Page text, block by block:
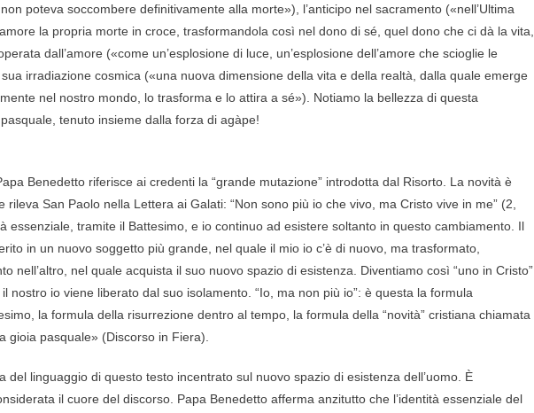
poteva soccombere definitivamente alla morte»), l’anticipo nel sacramento («nell’Ultima
la propria morte in croce, trasformandola così nel dono di sé, quel dono che ci dà la vita,
dall’amore («come un’esplosione di luce, un’esplosione dell’amore che scioglie le
irradiazione cosmica («una nuova dimensione della vita e della realtà, dalla quale emerge
nel nostro mondo, lo trasforma e lo attira a sé»). Notiamo la bellezza di questa
tenuto insieme dalla forza di agàpe!
Benedetto riferisce ai credenti la “grande mutazione” introdotta dal Risorto. La novità è
San Paolo nella Lettera ai Galati: “Non sono più io che vivo, ma Cristo vive in me” (2,
essenziale, tramite il Battesimo, e io continuo ad esistere soltanto in questo cambiamento. Il
in un nuovo soggetto più grande, nel quale il mio io c’è di nuovo, ma trasformato,
nell’altro, nel quale acquista il suo nuovo spazio di esistenza. Diventiamo così “uno in Cristo”
nostro io viene liberato dal suo isolamento. “Io, ma non più io”: è questa la formula
la formula della risurrezione dentro al tempo, la formula della “novità” cristiana chiamata
gioia pasquale» (Discorso in Fiera).
del linguaggio di questo testo incentrato sul nuovo spazio di esistenza dell’uomo. È
il cuore del discorso. Papa Benedetto afferma anzitutto che l’identità essenziale del